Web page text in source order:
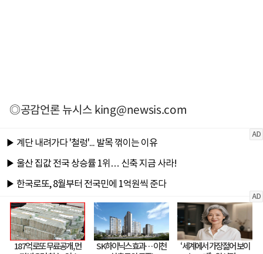
◎공감언론 뉴시스king@newsis.com